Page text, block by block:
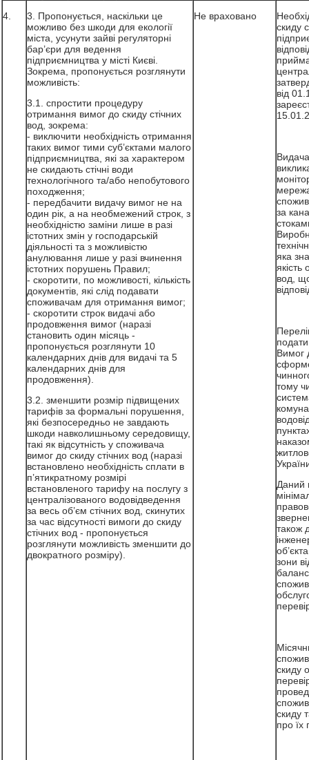
4.
3. Пропонується, наскільки це
можливо без шкоди для екології
міста, усунути зайві регуляторні
бар’єри для ведення
підприємництва у місті Києві.
Зокрема, пропонується розглянути
можливість:
3.1. спростити процедуру
отримання вимог до скиду стічних
вод, зокрема:
- виключити необхідність отримання
таких вимог тими суб’єктами малого
підприємництва, які за характером
не скидають стічні води
технологічного та/або непобутового
походження;
- передбачити видачу вимог не на
один рік, а на необмежений строк, з
необхідністю заміни лише в разі
істотних змін у господарській
діяльності та з можливістю
анулювання лише у разі вчинення
істотних порушень Правил;
- скоротити, по можливості, кількість
документів, які слід подавати
споживачам для отримання вимог;
- скоротити строк видачі або
продовження вимог (наразі
становить один місяць -
пропонується розглянути 10
календарних днів для видачі та 5
календарних днів для
продовження).
3.2. зменшити розмір підвищених
тарифів за формальні порушення,
які безпосередньо не завдають
шкоди навколишньому середовищу,
такі як відсутність у споживача
вимог до скиду стічних вод (наразі
встановлено необхідність сплати в
п’ятикратному розмірі
встановленого тарифу на послугу з
централізованого водовідведення
за весь об’єм стічних вод, скинутих
за час відсутності вимоги до скиду
стічних вод - пропонується
розглянути можливість зменшити до
двократного розміру).
Не враховано
скиду
від
за
яка
вод,
Вимог
тому
Даний
також
зони
скиду
скиду
про їх